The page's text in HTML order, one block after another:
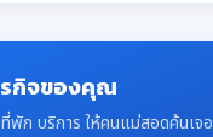
กิจของคุณ
ที่พัก บริการ ให้คนแม่สอดค้นเจอ